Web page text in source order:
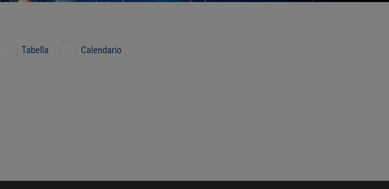
Tabella Calendario